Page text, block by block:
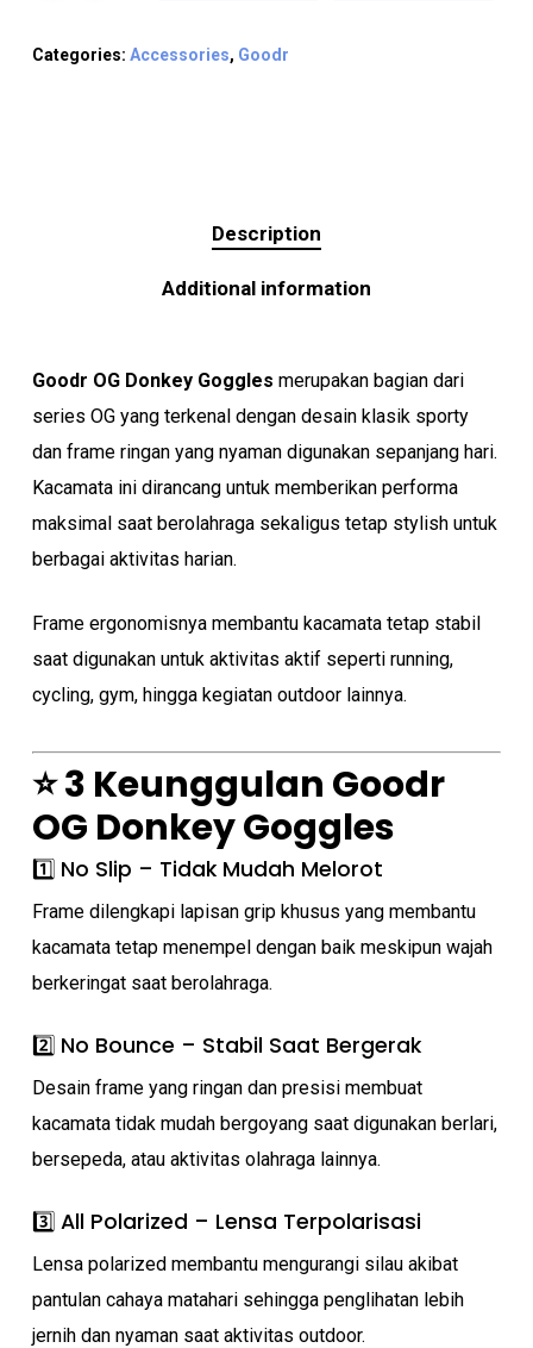
Categories: Accessories, Goodr
Description
Additional information
Goodr OG Donkey Goggles merupakan bagian dari
series OG yang terkenal dengan desain klasik sporty
dan frame ringan yang nyaman digunakan sepanjang hari.
Kacamata ini dirancang untuk memberikan performa
maksimal saat berolahraga sekaligus tetap stylish untuk
berbagai aktivitas harian.
Frame ergonomisnya membantu kacamata tetap stabil
saat digunakan untuk aktivitas aktif seperti running,
cycling, gym, hingga kegiatan outdoor lainnya.
⭐ 3 Keunggulan Goodr
OG Donkey Goggles
1️⃣ No Slip – Tidak Mudah Melorot
Frame dilengkapi lapisan grip khusus yang membantu
kacamata tetap menempel dengan baik meskipun wajah
berkeringat saat berolahraga.
2️⃣ No Bounce – Stabil Saat Bergerak
Desain frame yang ringan dan presisi membuat
kacamata tidak mudah bergoyang saat digunakan berlari,
bersepeda, atau aktivitas olahraga lainnya.
3️⃣ All Polarized – Lensa Terpolarisasi
Lensa polarized membantu mengurangi silau akibat
pantulan cahaya matahari sehingga penglihatan lebih
jernih dan nyaman saat aktivitas outdoor.